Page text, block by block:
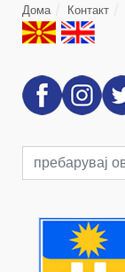
Дома Контакт